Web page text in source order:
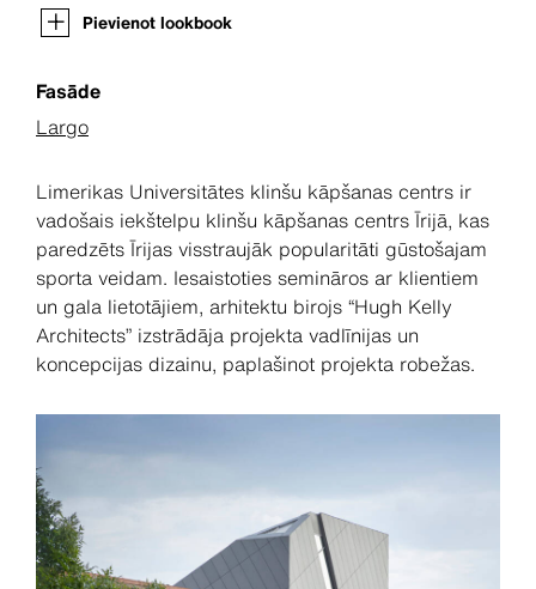
Pievienot lookbook
Fasāde
Largo
Limerikas Universitātes klinšu kāpšanas centrs ir
vadošais iekštelpu klinšu kāpšanas centrs Īrijā, kas
paredzēts Īrijas visstraujāk popularitāti gūstošajam
sporta veidam. Iesaistoties semināros ar klientiem
un gala lietotājiem, arhitektu birojs “Hugh Kelly
Architects” izstrādāja projekta vadlīnijas un
koncepcijas dizainu, paplašinot projekta robežas.